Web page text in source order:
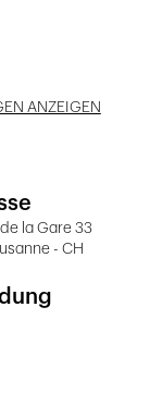
ANZEIGEN
la Gare 33
- CH